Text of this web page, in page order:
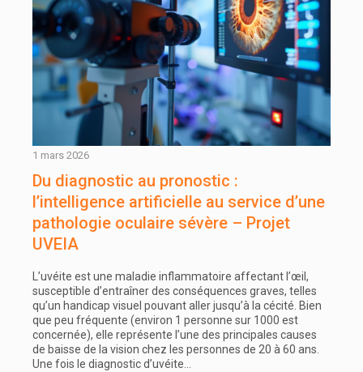
1 mars 2026
Du diagnostic au pronostic :
l’intelligence artificielle au service d’une
pathologie oculaire sévère – Projet
UVEIA
L’uvéite est une maladie inflammatoire affectant l’œil,
susceptible d’entraîner des conséquences graves, telles
qu’un handicap visuel pouvant aller jusqu’à la cécité. Bien
que peu fréquente (environ 1 personne sur 1000 est
concernée), elle représente l’une des principales causes
de baisse de la vision chez les personnes de 20 à 60 ans.
Une fois le diagnostic d’uvéite…